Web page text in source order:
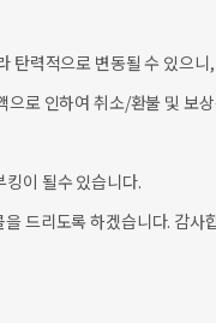
탄력적으로 변동될 수 있으
으로 인하여 취소/환불 및 보
이 될수 있습니다.
드리도록 하겠습니다. 감사